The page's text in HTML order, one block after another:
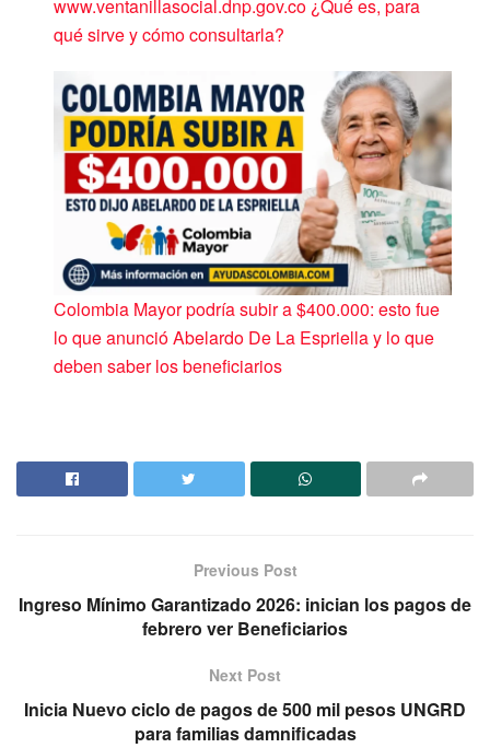
www.ventanillasocial.dnp.gov.co ¿Qué es, para
qué sirve y cómo consultarla?
Colombia Mayor podría subir a $400.000: esto fue
lo que anunció Abelardo De La Espriella y lo que
deben saber los beneficiarios
Previous Post
Ingreso Mínimo Garantizado 2026: inician los pagos de
febrero ver Beneficiarios
Next Post
Inicia Nuevo ciclo de pagos de 500 mil pesos UNGRD
para familias damnificadas